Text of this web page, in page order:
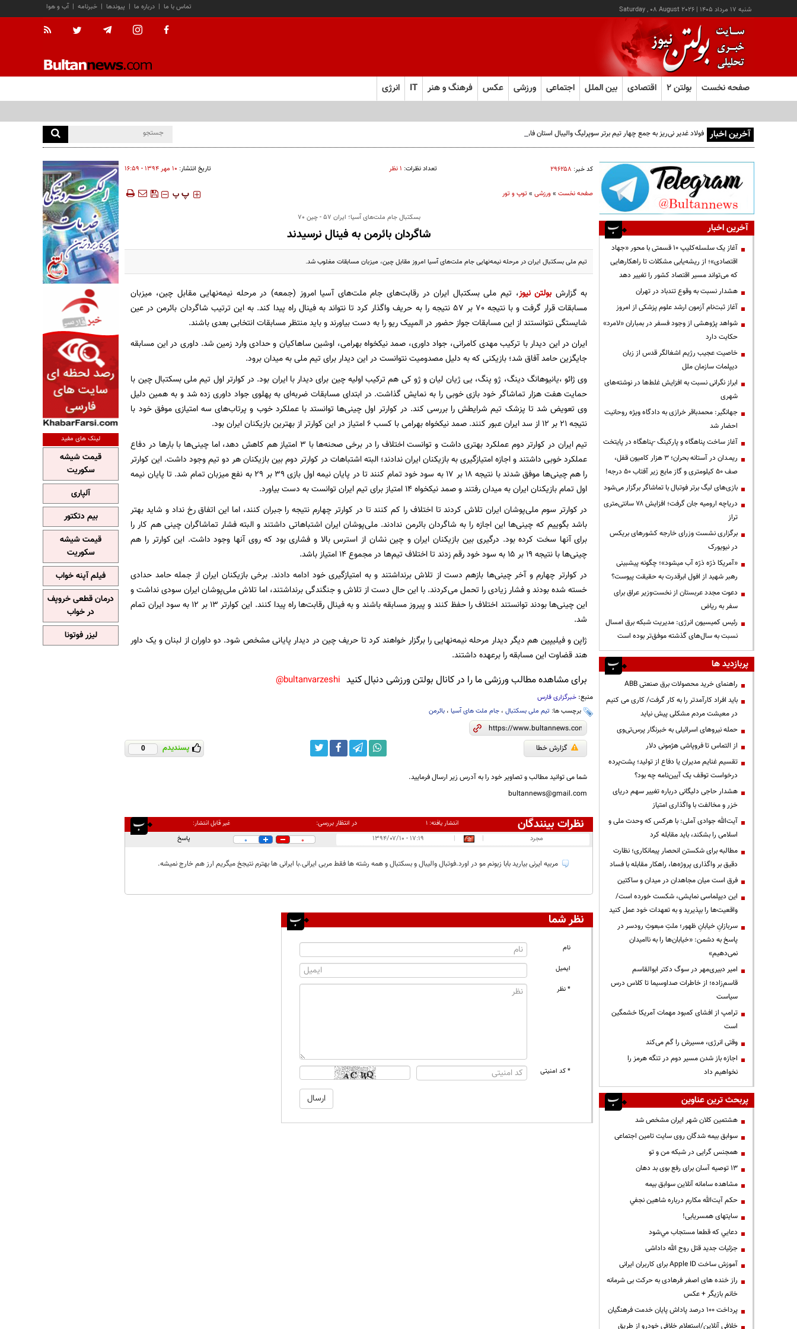
شنبه ۱۷ مرداد ۱۴۰۵ |
Saturday , 08 August 2026 آب و هوا | خبرنامه | پیوندها | درباره ما | تماس با ما
صفحه نخست بولتن ۲ اقتصادی بین الملل اجتماعی ورزشی عکس فرهنگ و هنر IT انرژی
آخرین اخبار فولاد غدیر نی‌ریز به جمع چهار تیم برتر سوپرلیگ والیبال استان فارس صعود کرد
کد خبر: ۲۹۶۲۵۸ تعداد نظرات: ۱ نظر تاریخ انتشار: ۱۰ مهر ۱۳۹۴ - ۱۶:۵۹
صفحه نخست»ورزشی»توپ و تور ‍‍‍ پ پ
بسکتبال جام ملت‌های آسیا؛ ایران 57 - چین 70
شاگردان بائرمن به فینال نرسیدند
تیم ملی بسکتبال ایران در مرحله نیمه‌نهایی جام ملت‌های آسیا امروز مقابل چین، میزبان مسابقات مغلوب شد.
به گزارش بولتن نیوز، تیم ملی بسکتبال ایران در رقابت‌های جام ملت‌های آسیا امروز (جمعه) در مرحله نیمه‌نهایی مقابل چین، میزبان
مسابقات قرار گرفت و با نتیجه 70 بر 57 نتیجه را به حریف واگذار کرد تا نتواند به فینال راه پیدا کند. به این ترتیب شاگردان بائرمن در عین
شایستگی نتوانستند از این مسابقات جواز حضور در المپیک ریو را به دست بیاورند و باید منتظر مسابقات انتخابی بعدی باشند.
ایران در این دیدار با ترکیب مهدی کامرانی، جواد داوری، صمد نیکخواه بهرامی، اوشین ساهاکیان و حدادی وارد زمین شد. داوری در این مسابقه
جایگزین حامد آفاق شد؛ بازیکنی که به دلیل مصدومیت نتوانست در این دیدار برای تیم ملی به میدان برود.
وی ژائو ،یانیوهانگ دینگ، ژو پنگ، یی ژیان لیان و ژو کی هم ترکیب اولیه چین برای دیدار با ایران بود. در کوارتر اول تیم ملی بسکتبال چین با
حمایت هفت هزار تماشاگر خود بازی خوبی را به نمایش گذاشت. در ابتدای مسابقات ضربه‌ای به پهلوی جواد داوری زده شد و به همین دلیل
وی تعویض شد تا پزشک تیم شرایطش را بررسی کند. در کوارتر اول چینی‌ها توانستد با عملکرد خوب و پرتاب‌های سه امتیازی موفق خود با
نتیجه 21 بر 12 از سد ایران عبور کنند. صمد نیکخواه بهرامی با کسب 6 امتیاز در این کوارتر از بهترین بازیکنان ایران بود.
تیم ایران در کوارتر دوم عملکرد بهتری داشت و توانست اختلاف را در برخی صحنه‌ها با 3 امتیاز هم کاهش دهد، اما چینی‌ها با بارها در دفاع
عملکرد خوبی داشتند و اجازه امتیازگیری به بازیکنان ایران ندادند؛ البته اشتباهات در کوارتر دوم بین بازیکنان هر دو تیم وجود داشت. این کوارتر
را هم چینی‌ها موفق شدند با نتیجه 18 بر 17 به سود خود تمام کنند تا در پایان نیمه اول بازی 39 بر 29 به نفع میزبان تمام شد. تا پایان نیمه
اول تمام بازیکنان ایران به میدان رفتند و صمد نیکخواه 14 امتیاز برای تیم ایران توانست به دست بیاورد.
در کوارتر سوم ملی‌پوشان ایران تلاش کردند تا اختلاف را کم کنند تا در کوارتر چهارم نتیجه را جبران کنند، اما این اتفاق رخ نداد و شاید بهتر
باشد بگوییم که چینی‌ها این اجازه را به شاگردان بائرمن ندادند. ملی‌پوشان ایران اشتباهاتی داشتند و البته فشار تماشاگران چینی هم کار را
برای آنها سخت کرده بود. درگیری بین بازیکنان ایران و چین نشان از استرس بالا و فشاری بود که روی آنها وجود داشت. این کوارتر را هم
چینی‌ها با نتیجه 19 بر 15 به سود خود رقم زدند تا اختلاف تیم‌ها در مجموع 14 امتیاز باشد.
در کوارتر چهارم و آخر چینی‌ها بازهم دست از تلاش برنداشتند و به امتیازگیری خود ادامه دادند. برخی بازیکنان ایران از جمله حامد حدادی
خسته شده بودند و فشار زیادی را تحمل می‌کردند. با این حال دست از تلاش و جنگندگی برنداشتند، اما تلاش ملی‌پوشان ایران سودی نداشت و
این چینی‌ها بودند توانستند اختلاف را حفظ کنند و پیروز مسابقه باشند و به فینال رقابت‌ها راه پیدا کنند. این کوارتر 13 بر 12 به سود ایران تمام
شد.
ژاپن و فیلیپین هم دیگر دیدار مرحله نیمه‌نهایی را برگزار خواهند کرد تا حریف چین در دیدار پایانی مشخص شود. دو داوران از لبنان و یک داور
هند قضاوت این مسابقه را برعهده داشتند.
برای مشاهده مطالب ورزشی ما را در کانال بولتن ورزشی دنبال کنید bultanvarzeshi@
منبع: خبرگزاری فارس
برچسب ها: تیم ملی بسکتبال، جام ملت های آسیا، بائرمن
گزارش خطا پسندیدم 0
شما می توانید مطالب و تصاویر خود را به آدرس زیر ارسال فرمایید.
bultannews@gmail.com
نظرات بینندگان انتشار یافته:۱ در انتظار بررسی: غیر قابل انتشار:
مجرد |
| ۱۷:۱۹ - ۱۳۹۴/۰۷/۱۰ 0
0 پاسخ
مربیه ایرنی بیارید بابا زبونم مو در اورد.فوتبال والیبال و بسکتبال و همه رشته ها فقط مربی ایرانی.با ایرانی ها بهترم نتیجخ میگریم ارز هم خارج نمیشه.
نظر شما
نام
ایمیل
* نظر
* کد امنیتی
آخرین اخبار
آغاز یک سلسله‌کلیپ ۱۰ قسمتی با محور «جهاد
اقتصادی»؛ از ریشه‌یابی مشکلات تا راهکارهایی
که می‌تواند مسیر اقتصاد کشور را تغییر دهد
هشدار نسبت به وقوع تندباد در تهران
آغاز ثبت‌نام آزمون ارشد علوم پزشکی از امروز
شواهد پژوهشی از وجود فسفر در بمباران «لامرد»
حکایت دارد
خاصیت عجیب رژیم اشغالگر قدس از زبان
دیپلمات سازمان ملل
ابراز نگرانی نسبت به افزایش غلط‌ها در نوشته‌های
شهری
جهانگیر: محمدباقر خرازی به دادگاه ویژه روحانیت
احضار شد
آغاز ساخت پناهگاه و پارکینگ -پناهگاه در پایتخت
ریمـدان در آستانه بحران؛ ۳ هزار کامیون قفل،
صف ۵۰ کیلومتری و گاز مایع زیر آفتاب ۵۰ درجه!
بازی‌های لیگ برتر فوتبال با تماشاگر برگزار می‌شود
دریاچه ارومیه جان گرفت؛ افزایش ۷۸ سانتی‌متری
تراز
برگزاری نشست وزرای خارجه کشورهای بریکس
در نیویورک
«آمریکا ذرّه ذرّه آب میشود»؛ چگونه پیشبینی
رهبر شهید از افول ابرقدرت به حقیقت پیوست؟
دعوت مجدد عربستان از نخست‌وزیر عراق برای
سفر به ریاض
رئیس کمیسیون انرژی: مدیریت شبکه برق امسال
نسبت به سال‌های گذشته موفق‌تر بوده است
پربازدید ها
راهنمای خرید محصولات برق صنعتی ABB
باید افراد کارآمدتر را به کار گرفت/ کاری می کنیم
در معیشت مردم مشکلی پیش نیاید
حمله نیروهای اسرائیلی به خبرنگار پرس‌تی‌وی
از التماس تا فروپاشی هژمونی دلار
تقسیم غنایم مدیران یا دفاع از تولید؛ پشت‌پرده
درخواست توقف یک آیین‌نامه چه بود؟
هشدار حاجی دلیگانی درباره تغییر سهم دریای
خزر و مخالفت با واگذاری امتیاز
آیت‌الله جوادی آملی: با هرکس که وحدت ملی و
اسلامی را بشکند، باید مقابله کرد
مطالبه برای شکستن انحصار پیمانکاری؛ نظارت
دقیق بر واگذاری پروژه‌ها، راهکار مقابله با فساد
فرق است میان مجاهدان در میدان و ساکتین
این دیپلماسی نمایشی، شکست خورده است/
واقعیت‌ها را بپذیرید و به تعهدات خود عمل کنید
سربازانِ خیابانِ ظهور؛ ملتِ مبعوثِ رودسر در
پاسخ به دشمن: «خیابان‌ها را به ناامیدان
نمی‌دهیم»
امیر دبیری‌مهر در سوگ دکتر ابوالقاسم
قاسم‌زاده؛ از خاطرات صداوسیما تا کلاس درس
سیاست
ترامپ از افشای کمبود مهمات آمریکا خشمگین
است
وقتی انرژی، مسیرش را گم می‌کند
اجازه باز شدن مسیر دوم در تنگه هرمز را
نخواهیم داد
پربحث ترین عناوین
هشتمین کلان شهر ایران مشخص شد
سوابق بیمه شدگان روی سایت تامین اجتماعی
همجنس گرایی در شبکه من و تو
13 توصیه آسان برای رفع بوی بد دهان
مشاهده سامانه آنلاين سوابق بیمه
حكم آيت‌الله مكارم درباره شاهين نجفي
سایتهای همسریابی!
دعايي كه قطعا مستجاب مي‌شود
جزئیات جدید قتل روح الله داداشی
آموزش ساخت Apple ID برای کاربران ایرانی
راز خنده های اصغر فرهادی به حرکت بی شرمانه
خانم بازیگر + عکس
پرداخت ۱۰۰ درصد پاداش پایان خدمت فرهنگیان
خلافی آنلاین/استعلام خلافی خودرو از طریق
لینک های مفید
قیمت شیشه
سکوریت
آلپاری
بیم دتکتور
قیمت شیشه
سکوریت
فیلم آپنه خواب
درمان قطعی خروپف
در خواب
لیزر فوتونا